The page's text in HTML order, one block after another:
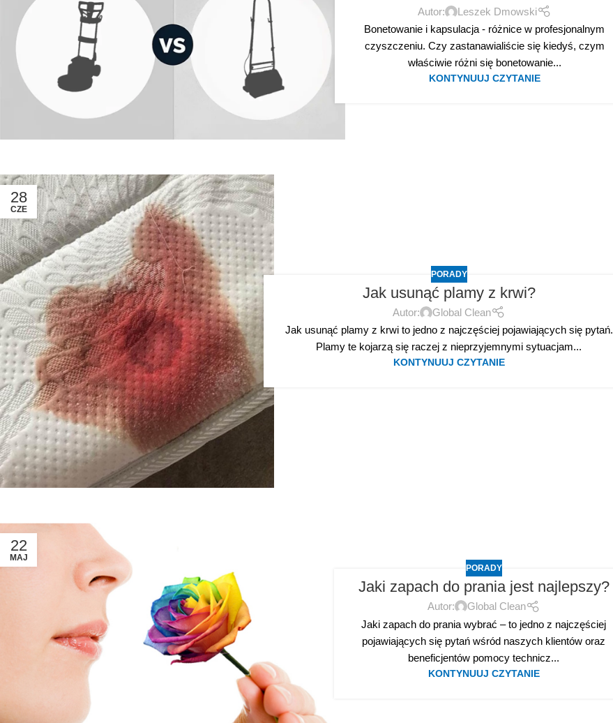
Autor:
Leszek Dmowski
Bonetowanie i kapsulacja - różnice w profesjonalnym
czyszczeniu. Czy zastanawialiście się kiedyś, czym
właściwie różni się bonetowanie...
KONTYNUUJ CZYTANIE
28
CZE
PORADY
Jak usunąć plamy z krwi?
Autor:
Global Clean
Jak usunąć plamy z krwi to jedno z najczęściej pojawiających się pytań.
Plamy te kojarzą się raczej z nieprzyjemnymi sytuacjam...
KONTYNUUJ CZYTANIE
22
MAJ
PORADY
Jaki zapach do prania jest najlepszy?
Autor:
Global Clean
Jaki zapach do prania wybrać – to jedno z najczęściej
pojawiających się pytań wśród naszych klientów oraz
beneficjentów pomocy technicz...
KONTYNUUJ CZYTANIE